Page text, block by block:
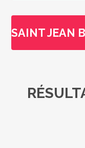
SAINT JEAN